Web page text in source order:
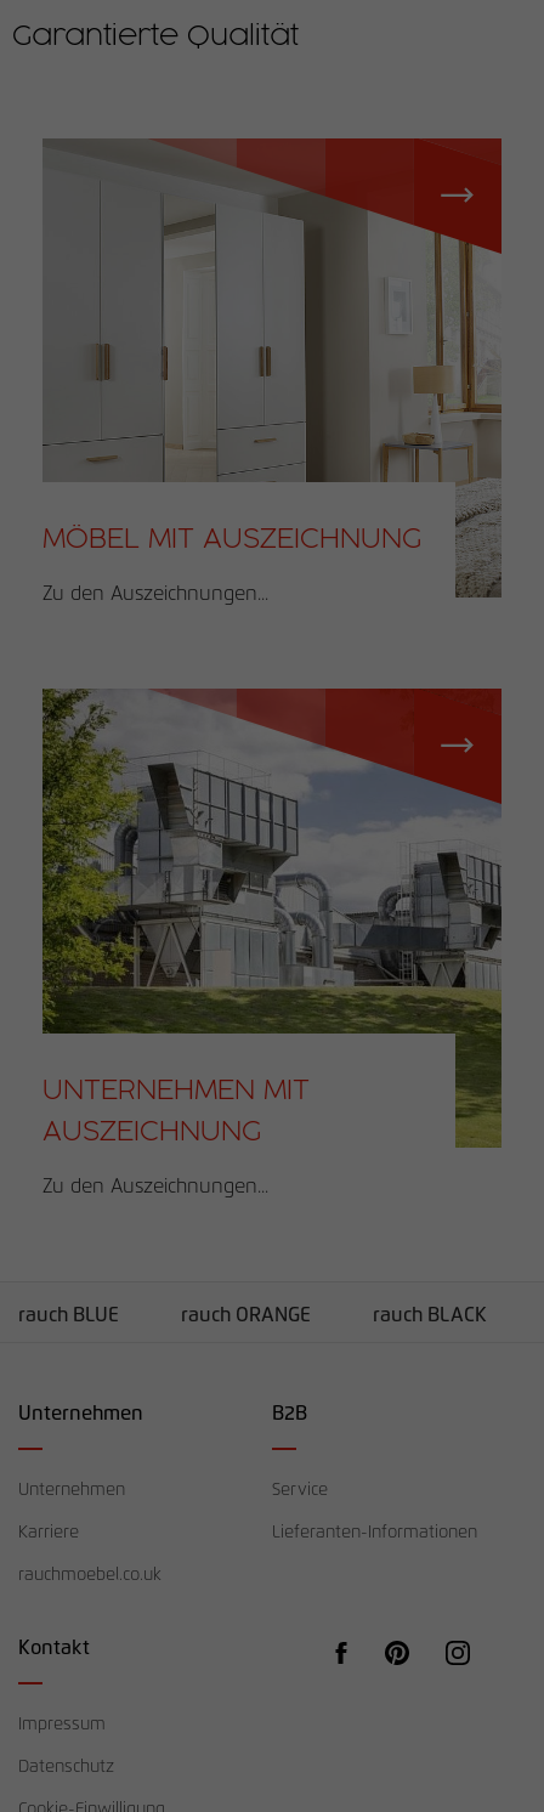
Garantierte Qualität
MÖBEL MIT AUSZEICHNUNG
Zu den Auszeichnungen...
UNTERNEHMEN MIT
AUSZEICHNUNG
Zu den Auszeichnungen...
rauch BLUE rauch ORANGE rauch BLACK
Unternehmen
Unternehmen
Karriere
rauchmoebel.co.uk
B2B
Service
Lieferanten-Informationen
Kontakt
Impressum
Datenschutz